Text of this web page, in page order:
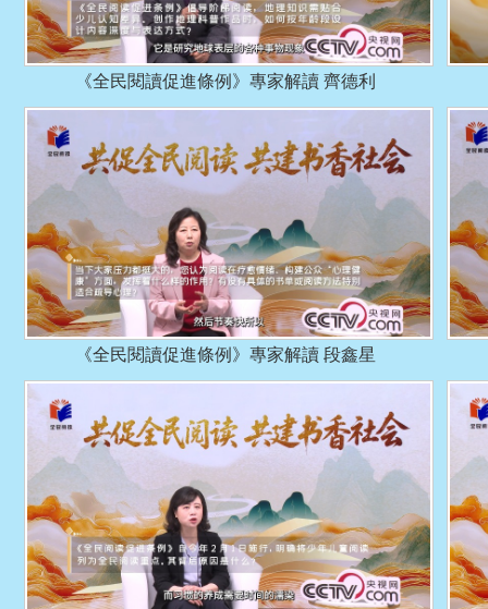
《全民閱讀促進條例》專家解讀 齊德利
《全民閱讀促進條例》專家解讀 段鑫星